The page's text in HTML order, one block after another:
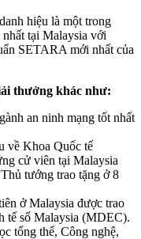
hiệu là một trong
tại Malaysia với
SETARA mới nhất của
thưởng khác như:
an ninh mạng tốt nhất
về Khoa Quốc tế
cử viên tại Malaysia
tướng trao tặng ở 8
ở Malaysia được trao
tế số Malaysia (MDEC).
tổng thể, Công nghệ,